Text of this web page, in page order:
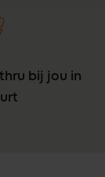
bij jou in